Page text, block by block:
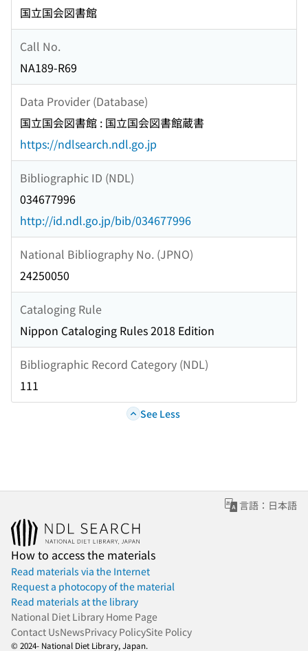
国立国会図書館
Call No.
NA189-R69
Data Provider (Database)
国立国会図書館 : 国立国会図書館蔵書
https://ndlsearch.ndl.go.jp
Bibliographic ID (NDL)
034677996
http://id.ndl.go.jp/bib/034677996
National Bibliography No. (JPNO)
24250050
Cataloging Rule
Nippon Cataloging Rules 2018 Edition
Bibliographic Record Category (NDL)
111
See Less
言語：日本語
How to access the materials
Read materials via the Internet
Request a photocopy of the material
Read materials at the library
National Diet Library Home Page
Contact UsNewsPrivacy PolicySite Policy
© 2024- National Diet Library, Japan.